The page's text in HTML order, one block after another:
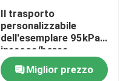
Il trasporto
personalizzabile
dell'esemplare 95kPa
insacca/borsa
biologica IATA di
rischio approvata
Miglior prezzo